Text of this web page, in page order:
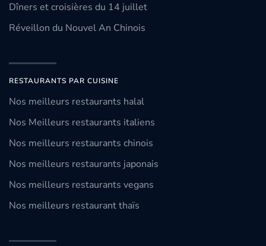
Dîners et croisières du 14 juillet
Réveillon du Nouvel An Chinois
RESTAURANTS PAR CUISINE
Nos meilleurs restaurants halal
Nos Meilleurs restaurants italiens
Nos meilleurs restaurants chinois
Nos meilleurs restaurants japonais
Nos meilleurs restaurants vegans
Nos meilleurs restaurant thaïs